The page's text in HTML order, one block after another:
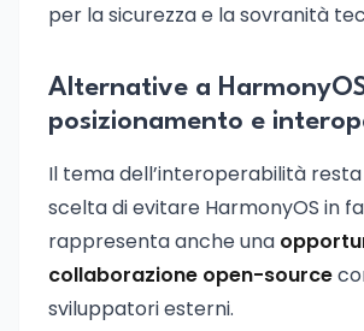
per la sicurezza e la sovranità
Alternative a
posizionamento e
Il tema dell’interoperabilità
scelta di evitare HarmonyOS in
rappresenta anche una
collaborazione open-source
sviluppatori esterni.